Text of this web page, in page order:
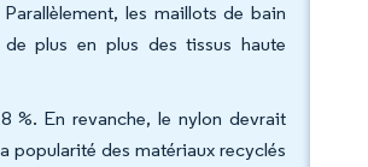
les maillots de bain
plus en plus des tissus haute
%. En revanche, le nylon devrait
popularité des matériaux recyclés